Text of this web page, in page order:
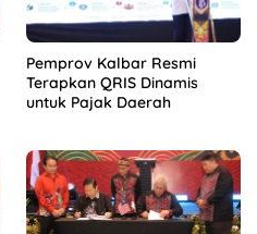
Pemprov Kalbar Resmi
Terapkan QRIS Dinamis
untuk Pajak Daerah